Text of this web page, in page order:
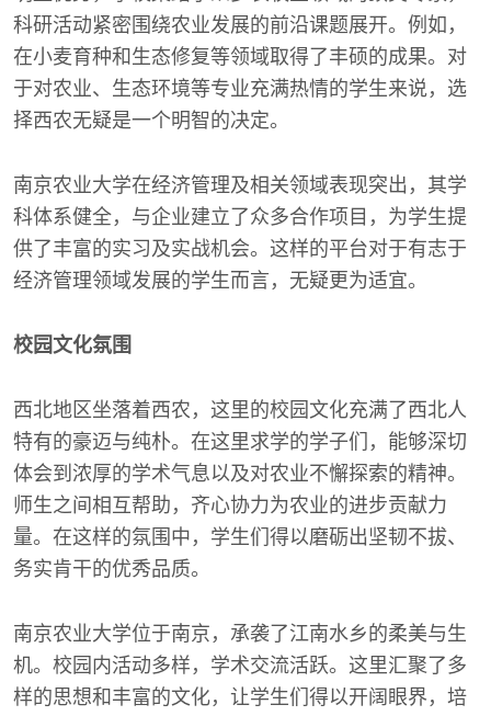
科研活动紧密围绕农业发展的前沿课题展开。例如，
在小麦育种和生态修复等领域取得了丰硕的成果。对
于对农业、生态环境等专业充满热情的学生来说，选
择西农无疑是一个明智的决定。
南京农业大学在经济管理及相关领域表现突出，其学
科体系健全，与企业建立了众多合作项目，为学生提
供了丰富的实习及实战机会。这样的平台对于有志于
经济管理领域发展的学生而言，无疑更为适宜。
校园文化氛围
西北地区坐落着西农，这里的校园文化充满了西北人
特有的豪迈与纯朴。在这里求学的学子们，能够深切
体会到浓厚的学术气息以及对农业不懈探索的精神。
师生之间相互帮助，齐心协力为农业的进步贡献力
量。在这样的氛围中，学生们得以磨砺出坚韧不拔、
务实肯干的优秀品质。
南京农业大学位于南京，承袭了江南水乡的柔美与生
机。校园内活动多样，学术交流活跃。这里汇聚了多
样的思想和丰富的文化，让学生们得以开阔眼界，培